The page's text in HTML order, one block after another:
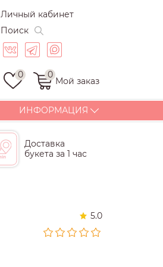
Личный кабинет
Поиск
0 0
Мой заказ
ИНФОРМАЦИЯ
ОПЛАТА
СТАТЬИ
ПОЧЕМУ МЫ?
Доставка
букета за 1 час
5.0